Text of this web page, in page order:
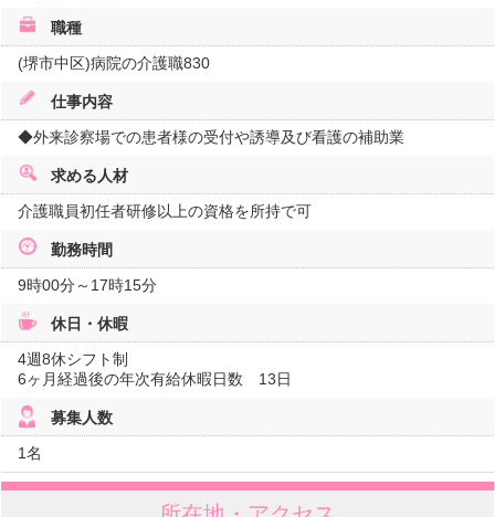
職種
(堺市中区)病院の介護職830
仕事内容
◆外来診察場での患者様の受付や誘導及び看護の補助業
求める人材
介護職員初任者研修以上の資格を所持で可
勤務時間
9時00分～17時15分
休日・休暇
4週8休シフト制
6ヶ月経過後の年次有給休暇日数 13日
募集人数
1名